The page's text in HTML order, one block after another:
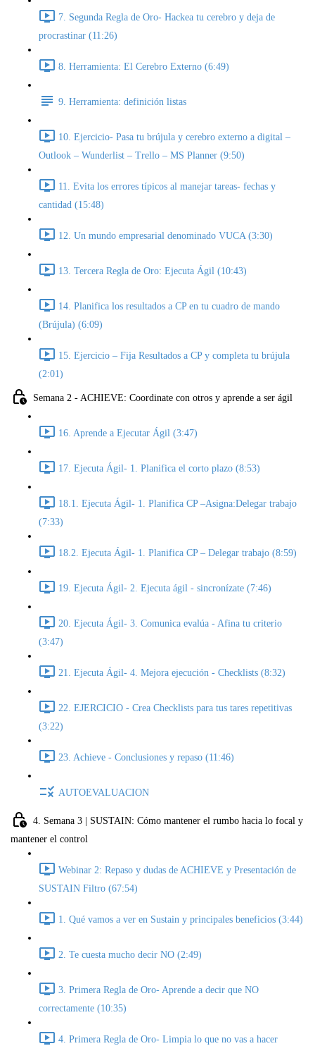
7. Segunda Regla de Oro- Hackea tu cerebro y deja de
procrastinar (11:26)
8. Herramienta: El Cerebro Externo (6:49)
9. Herramienta: definición listas
10. Ejercicio- Pasa tu brújula y cerebro externo a digital –
Outlook – Wunderlist – Trello – MS Planner (9:50)
11. Evita los errores típicos al manejar tareas- fechas y
cantidad (15:48)
12. Un mundo empresarial denominado VUCA (3:30)
13. Tercera Regla de Oro: Ejecuta Ágil (10:43)
14. Planifica los resultados a CP en tu cuadro de mando
(Brújula) (6:09)
15. Ejercicio – Fija Resultados a CP y completa tu brújula
(2:01)
Semana 2 - ACHIEVE: Coordinate con otros y aprende a ser ágil
16. Aprende a Ejecutar Ágil (3:47)
17. Ejecuta Ágil- 1. Planifica el corto plazo (8:53)
18.1. Ejecuta Ágil- 1. Planifica CP –Asigna:Delegar trabajo
(7:33)
18.2. Ejecuta Ágil- 1. Planifica CP – Delegar trabajo (8:59)
19. Ejecuta Ágil- 2. Ejecuta ágil - sincronízate (7:46)
20. Ejecuta Ágil- 3. Comunica evalúa - Afina tu criterio
(3:47)
21. Ejecuta Ágil- 4. Mejora ejecución - Checklists (8:32)
22. EJERCICIO - Crea Checklists para tus tares repetitivas
(3:22)
23. Achieve - Conclusiones y repaso (11:46)
AUTOEVALUACION
4. Semana 3 | SUSTAIN: Cómo mantener el rumbo hacia lo focal y
mantener el control
Webinar 2: Repaso y dudas de ACHIEVE y Presentación de
SUSTAIN Filtro (67:54)
1. Qué vamos a ver en Sustain y principales beneficios (3:44)
2. Te cuesta mucho decir NO (2:49)
3. Primera Regla de Oro- Aprende a decir que NO
correctamente (10:35)
4. Primera Regla de Oro- Limpia lo que no vas a hacer